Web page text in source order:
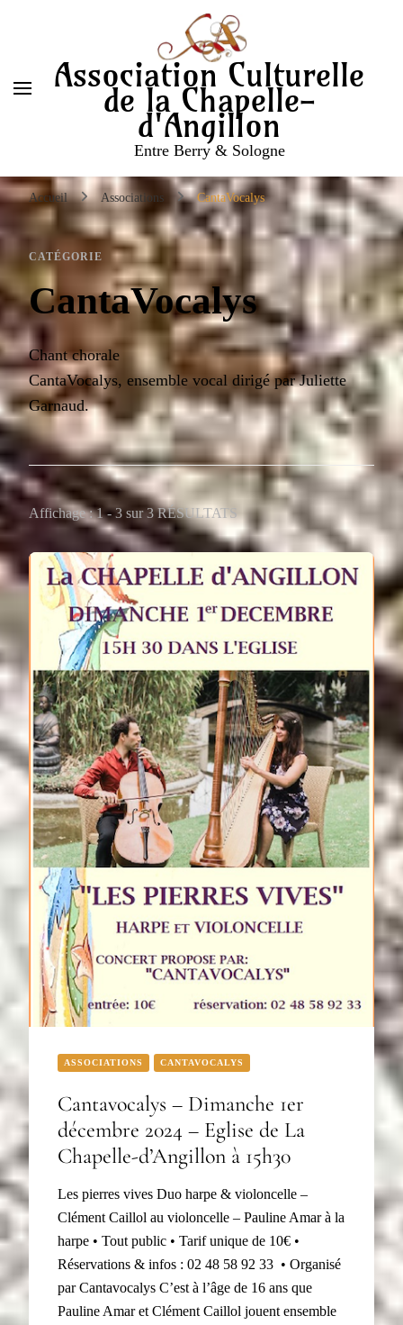
Association Culturelle
de la Chapelle-
d'Angillon
Entre Berry & Sologne
Accueil Associations CantaVocalys
CATÉGORIE
CantaVocalys
Chant chorale
CantaVocalys, ensemble vocal dirigé par Juliette
Garnaud.
Affichage : 1 - 3 sur 3 RÉSULTATS
ASSOCIATIONS CANTAVOCALYS
Cantavocalys – Dimanche 1er
décembre 2024 – Eglise de La
Chapelle-d’Angillon à 15h30
Les pierres vives Duo harpe & violoncelle –
Clément Caillol au violoncelle – Pauline Amar à la
harpe • Tout public • Tarif unique de 10€ •
Réservations & infos : 02 48 58 92 33 • Organisé
par Cantavocalys C’est à l’âge de 16 ans que
Pauline Amar et Clément Caillol jouent ensemble